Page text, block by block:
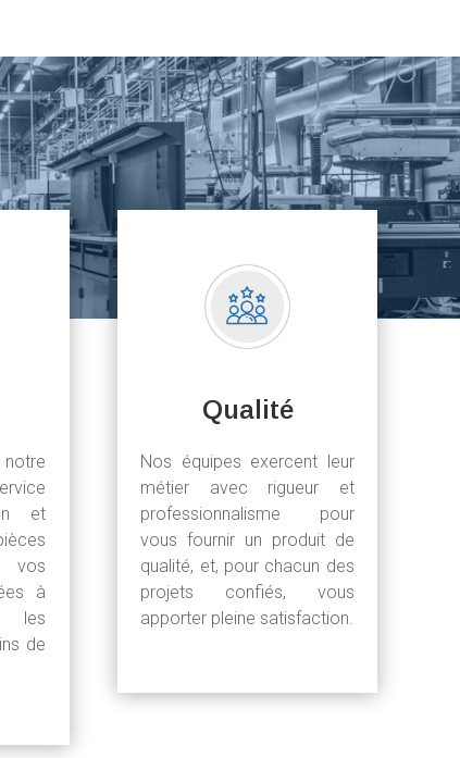
et
à
les
de
Qualité
Nos équipes exercent leur
métier avec rigueur et
professionnalisme pour
vous fournir un produit de
qualité, et, pour chacun des
projets confiés, vous
apporter pleine satisfaction.